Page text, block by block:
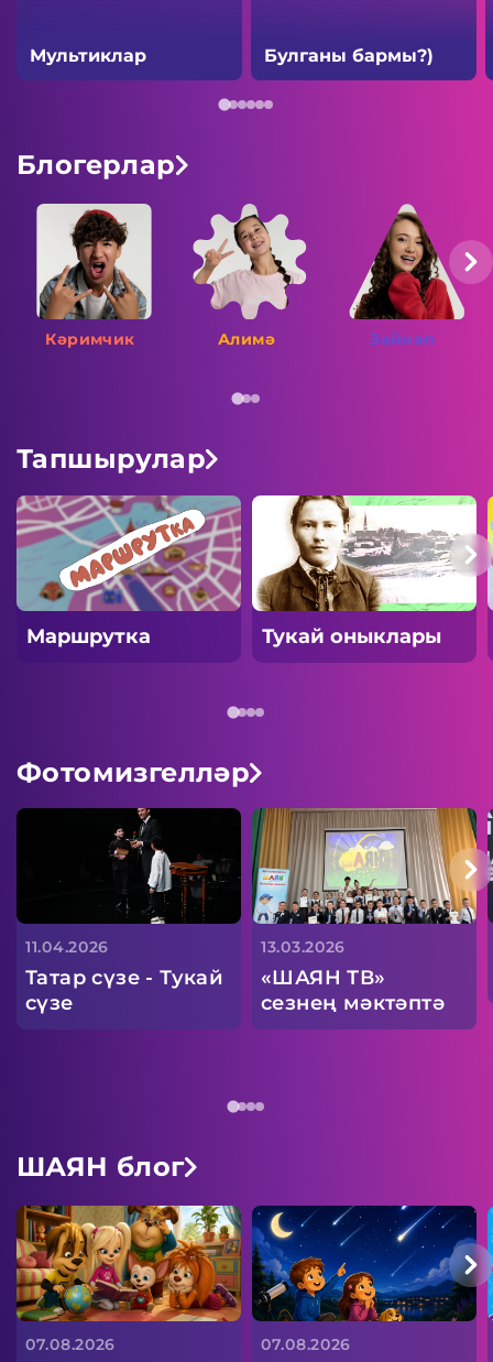
Мультиклар Булганы бармы?)
Блогерлар
Кәримчик Алимә Зәйнәп
Тапшырулар
Маршрутка Тукай оныклары
Фотомизгелләр
11.04.2026
Татар сүзе - Тукай
сүзе
13.03.2026
«ШАЯН ТВ»
сезнең мәктәптә
ШАЯН блог
07.08.2026 07.08.2026